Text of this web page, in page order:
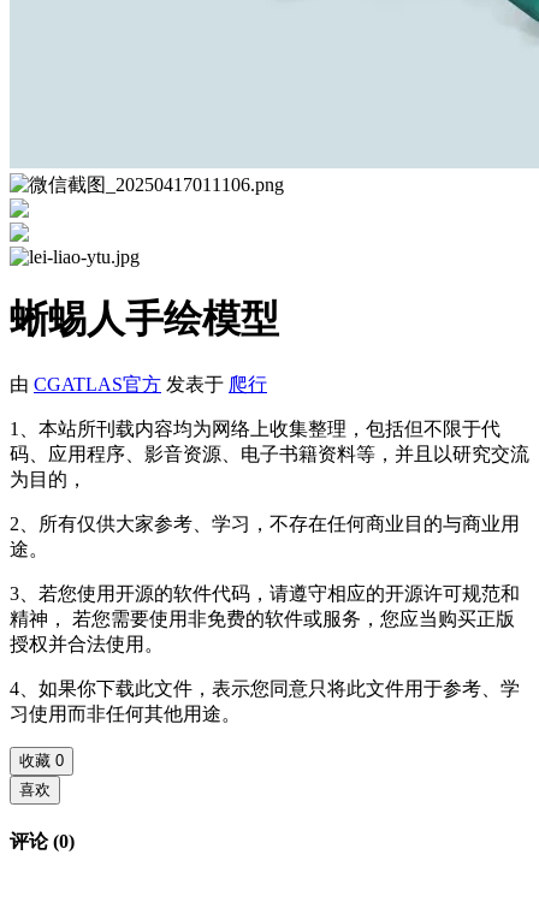
蜥蜴人手绘模型
由 CGATLAS官方 发表于 爬行
1、本站所刊载内容均为网络上收集整理，包括但不限于代
码、应用程序、影音资源、电子书籍资料等，并且以研究交流
为目的，
2、所有仅供大家参考、学习，不存在任何商业目的与商业用
途。
3、若您使用开源的软件代码，请遵守相应的开源许可规范和
精神， 若您需要使用非免费的软件或服务，您应当购买正版
授权并合法使用。
4、如果你下载此文件，表示您同意只将此文件用于参考、学
习使用而非任何其他用途。
收藏 0
喜欢
评论 (0)